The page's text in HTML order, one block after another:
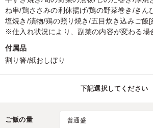
ね串/鶏ささみの利休揚げ/鶏の野菜巻き/きん
塩焼き/漬物/鶏の照り焼き/五目炊き込みご飯[
※仕入れ状況により、副菜の内容が変わる場
付属品
割り箸/紙おしぼり
下記選択してください
ご飯の量